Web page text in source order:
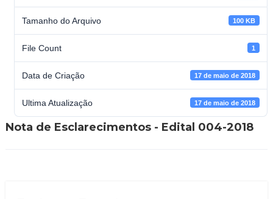
Tamanho do Arquivo 100 KB
File Count 1
Data de Criação 17 de maio de 2018
Ultima Atualização 17 de maio de 2018
Nota de Esclarecimentos - Edital 004-2018